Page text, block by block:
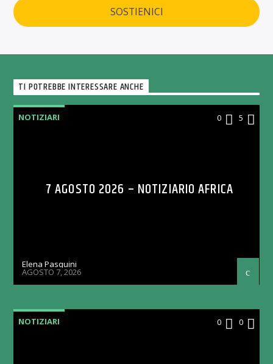
SOSTIENICI
TI POTREBBE INTERESSARE ANCHE
NOTIZIARI 0 5
7 AGOSTO 2026 – NOTIZIARIO AFRICA
Elena Pasquini
AGOSTO 7, 2026
NOTIZIARI 0 0